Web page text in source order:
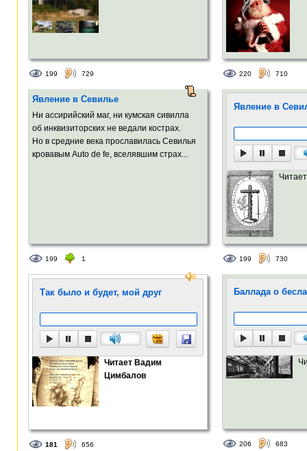
199 729 220 710
Явление в Севилье
Ни ассирийский маг, ни кумская сивилла
об инквизиторских не ведали кострах.
Но в средние века прославилась Севилья
кровавым Auto de fe, вселявшим страх...
199 1
Явление в
199 730
Так было и будет, мой друг
Читает Вадим
Цимбалов
181 656
Баллада о
206 683